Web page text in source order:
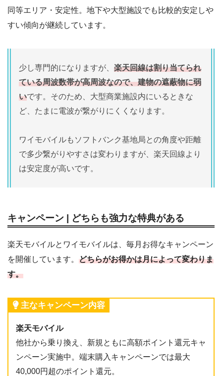
同等エリア・安定性。地下や大型施設でも比較的安定しや
すい傾向が継続しています。
少し専門的になりますが、 楽天回線は割り当てられ
ている周波数帯が高周波なので、建物の遮蔽物に弱
いです。そのため、大型商業施設内にいるときな
ど、たまに電波が繋がりにくくなります。
ワイモバイルもソフトバンク基地局との角度や距離
で多少繋がりやすさは変わりますが、楽天回線より
は安定度が高いです。
キャンペーン | どちらも強力な特典がある
楽天モバイルとワイモバイルは、毎月お得なキャンペーン
を開催しています。 どちらがお得かは月によって変わりま
す。
主なキャンペーン内容
楽天モバイル
他社から乗り換え、新規ともに高額ポイント還元キャ
ンペーン実施中。端末購入キャンペーンでは最大
40,000円超のポイント還元。